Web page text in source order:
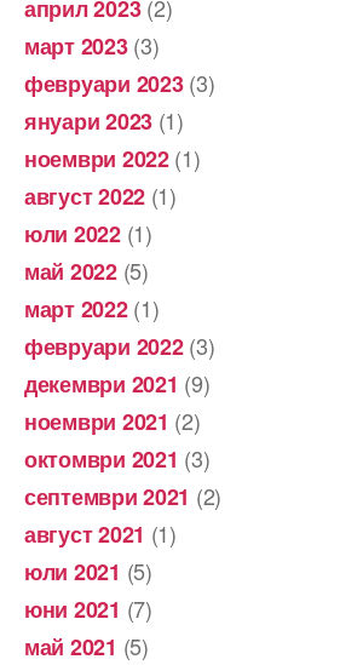
април 2023(2)
март 2023(3)
февруари 2023(3)
януари 2023 (1)
ноември 2022(1)
август 2022 (1)
юли 2022(1)
май 2022(5)
март 2022(1)
февруари 2022(3)
декември 2021 (9)
ноември 2021 (2)
октомври 2021 (3)
септември 2021 (2)
август 2021 (1)
юли 2021 (5)
юни 2021 (7)
май 2021 (5)